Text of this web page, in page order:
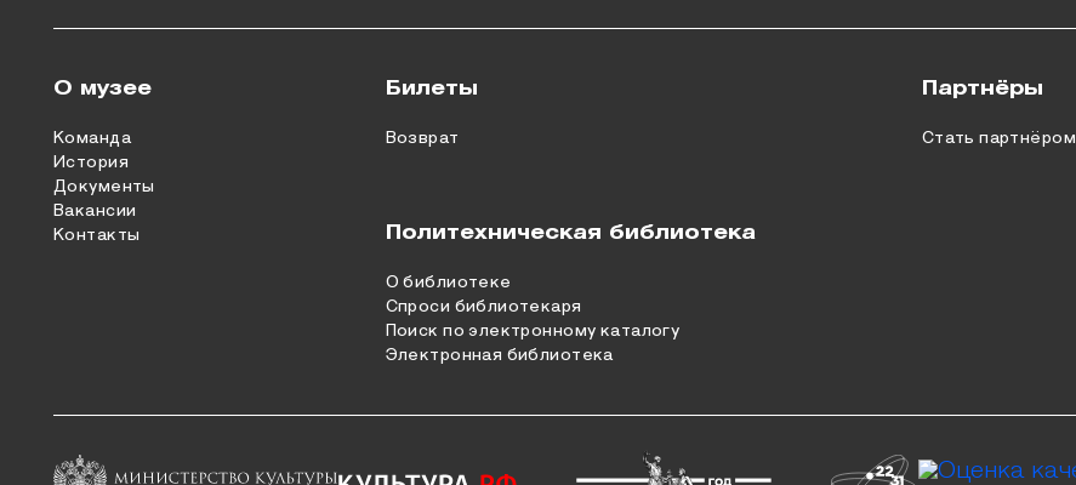
О музее
Команда
История
Документы
Вакансии
Контакты
Билеты
Возврат
Партнёры
Стать партнёром
Политехническая библиотека
О библиотеке
Спроси библиотекаря
Поиск по электронному каталогу
Электронная библиотека